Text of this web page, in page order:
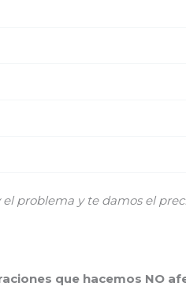
problema y te damos el
que hacemos NO